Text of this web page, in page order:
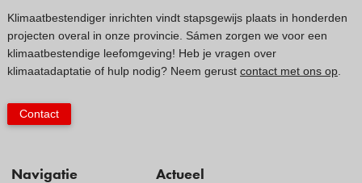
Navigatie Actueel
Klimaatbestendiger inrichten vindt stapsgewijs plaats in honderden
projecten overal in onze provincie. Sámen zorgen we voor een
klimaatbestendige leefomgeving! Heb je vragen over
klimaatadaptatie of hulp nodig? Neem gerust contact met ons op.
Contact